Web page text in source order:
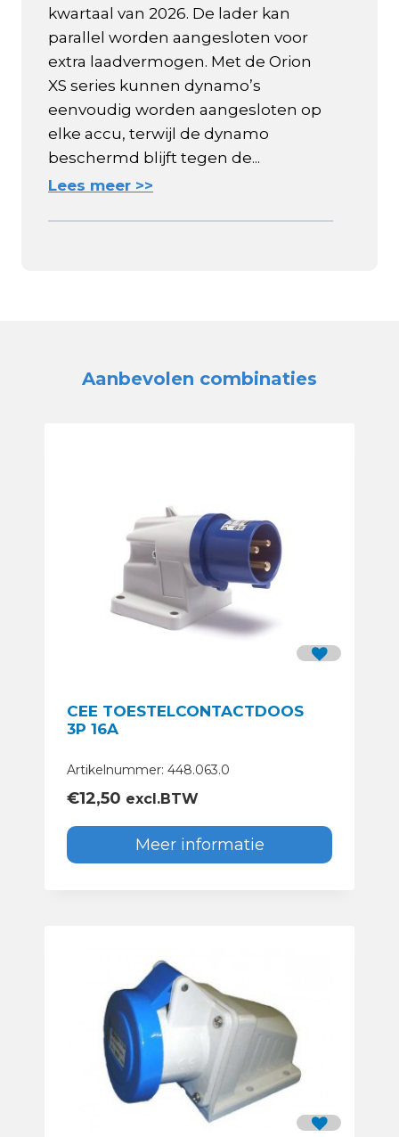
kwartaal van 2026. De lader kan
parallel worden aangesloten voor
extra laadvermogen. Met de Orion
XS series kunnen dynamo’s
eenvoudig worden aangesloten op
elke accu, terwijl de dynamo
beschermd blijft tegen de...
Lees meer >>
Aanbevolen combinaties
CEE TOESTELCONTACTDOOS
3P 16A
Artikelnummer: 448.063.0
€12,50 excl.BTW
Meer informatie